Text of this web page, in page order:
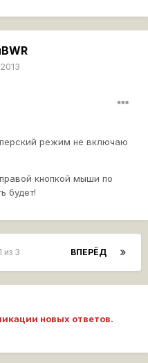
режим не включаю
кнопкой мыши по
будет!
ВПЕРЁД
из 3
новых ответов.